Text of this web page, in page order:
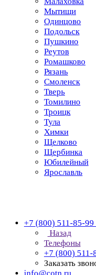
Мытищи
Одинцово
Подольск
Пушкино
Реутов
Ромашково
Рязань
Смоленск
Тверь
Томилино
Троицк
Тула
Химки
Щелково
Щербинка
Юбилейный
Ярославль
+7 (800) 511-85-99
Назад
Телефоны
+7 (800) 511-
Заказать